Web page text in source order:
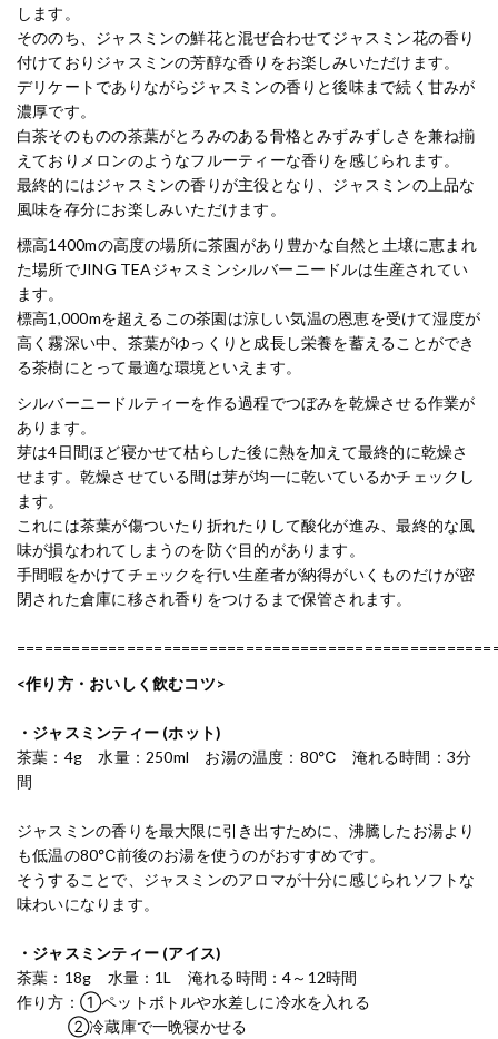
します。
そののち、ジャスミンの鮮花と混ぜ合わせてジャスミン花の香り
付けておりジャスミンの芳醇な香りをお楽しみいただけます。
デリケートでありながらジャスミンの香りと後味まで続く甘みが
濃厚です。
白茶そのものの茶葉がとろみのある骨格とみずみずしさを兼ね揃
えておりメロンのようなフルーティーな香りを感じられます。
最終的にはジャスミンの香りが主役となり、ジャスミンの上品な
風味を存分にお楽しみいただけます。
標高1400mの高度の場所に茶園があり豊かな自然と土壌に恵まれ
た場所でJING TEAジャスミンシルバーニードルは生産されてい
ます。
標高1,000mを超えるこの茶園は涼しい気温の恩恵を受けて湿度が
高く霧深い中、茶葉がゆっくりと成長し栄養を蓄えることができ
る茶樹にとって最適な環境といえます。
シルバーニードルティーを作る過程でつぼみを乾燥させる作業が
あります。
芽は4日間ほど寝かせて枯らした後に熱を加えて最終的に乾燥さ
せます。乾燥させている間は芽が均一に乾いているかチェックし
ます。
これには茶葉が傷ついたり折れたりして酸化が進み、最終的な風
味が損なわれてしまうのを防ぐ目的があります。
手間暇をかけてチェックを行い生産者が納得がいくものだけが密
閉された倉庫に移され香りをつけるまで保管されます。
<作り方・おいしく飲むコツ>
・ジャスミンティー (ホット)
茶葉：4g 水量：250ml お湯の温度：80℃ 淹れる時間：3分
間
ジャスミンの香りを最大限に引き出すために、沸騰したお湯より
も低温の80℃前後のお湯を使うのがおすすめです。
そうすることで、ジャスミンのアロマが十分に感じられソフトな
味わいになります。
・ジャスミンティー (アイス)
茶葉：18g 水量：1L 淹れる時間：4～12時間
作り方：①ペットボトルや水差しに冷水を入れる
②冷蔵庫で一晩寝かせる